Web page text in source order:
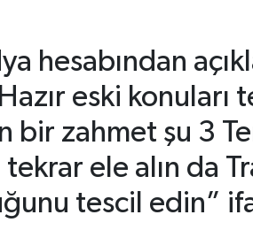
hesabından
eski konuları
bir zahmet şu 3
tekrar ele alın da
tescil edin”